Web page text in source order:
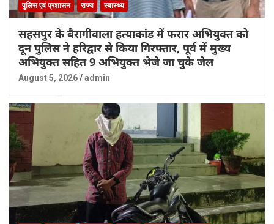
पुलिस एवं प्रशासन
राज्य स्वास्थ्य
सहसपुर के बैरागीवाला हत्याकांड में फरार अभियुक्त को
दून पुलिस ने हरिद्वार से किया गिरफ्तार, पूर्व में मुख्य
अभियुक्त सहित 9 अभियुक्त भेजे जा चुके जेल
August 5, 2026 admin